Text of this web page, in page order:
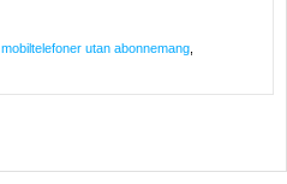
utan abonnemang